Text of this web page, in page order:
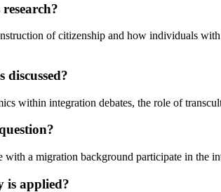
of citizenship and how individuals
within integration debates, the role of
a migration background participate in the
is applied?